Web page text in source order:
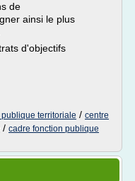
de
ainsi le plus
d'objectifs
territoriale / centre
/ cadre fonction publique